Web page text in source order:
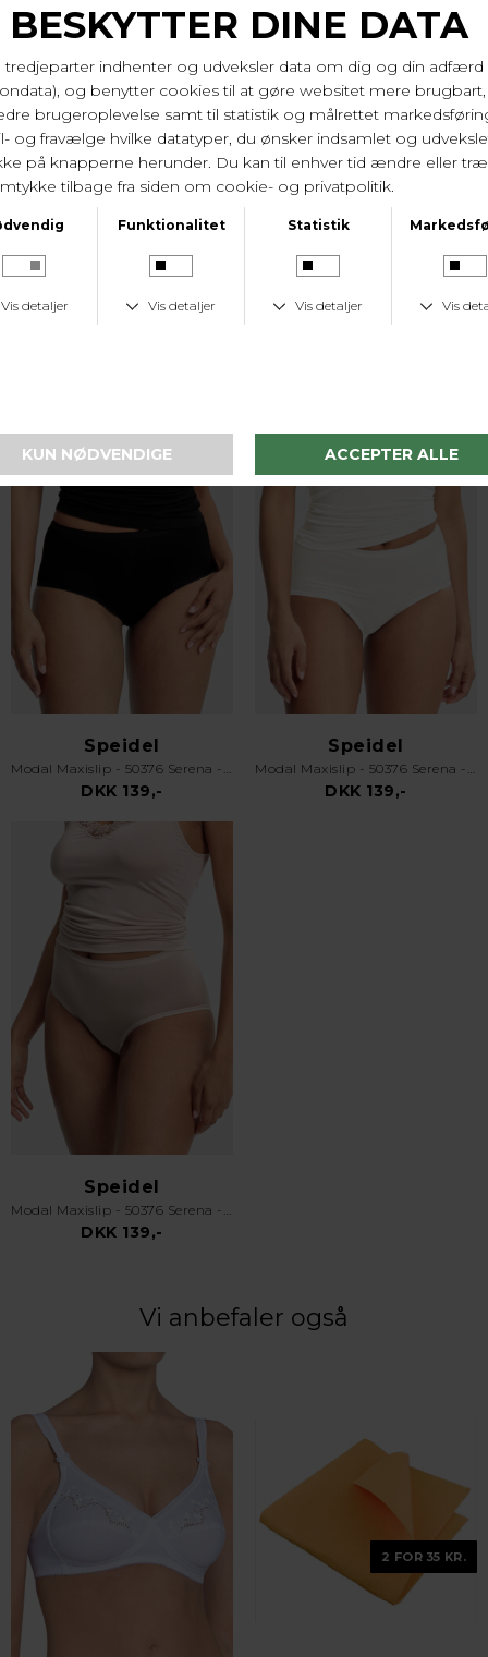
KUNDESERVICE
Tlf. 24 59 87 63
LAV FRAGTPRIS
Speidel
Modal Maxislip - 50376 Serena - Sort
DKK 139,-
Speidel
Modal Maxislip - 50376 Serena - Off White
DKK 139,-
Speidel
Modal Maxislip - 50376 Serena - Skin
DKK 139,-
Vi anbefaler også
2 FOR 35 KR.